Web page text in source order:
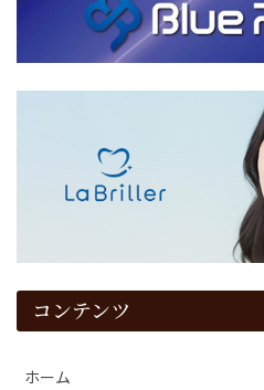
コンテンツ
ホーム